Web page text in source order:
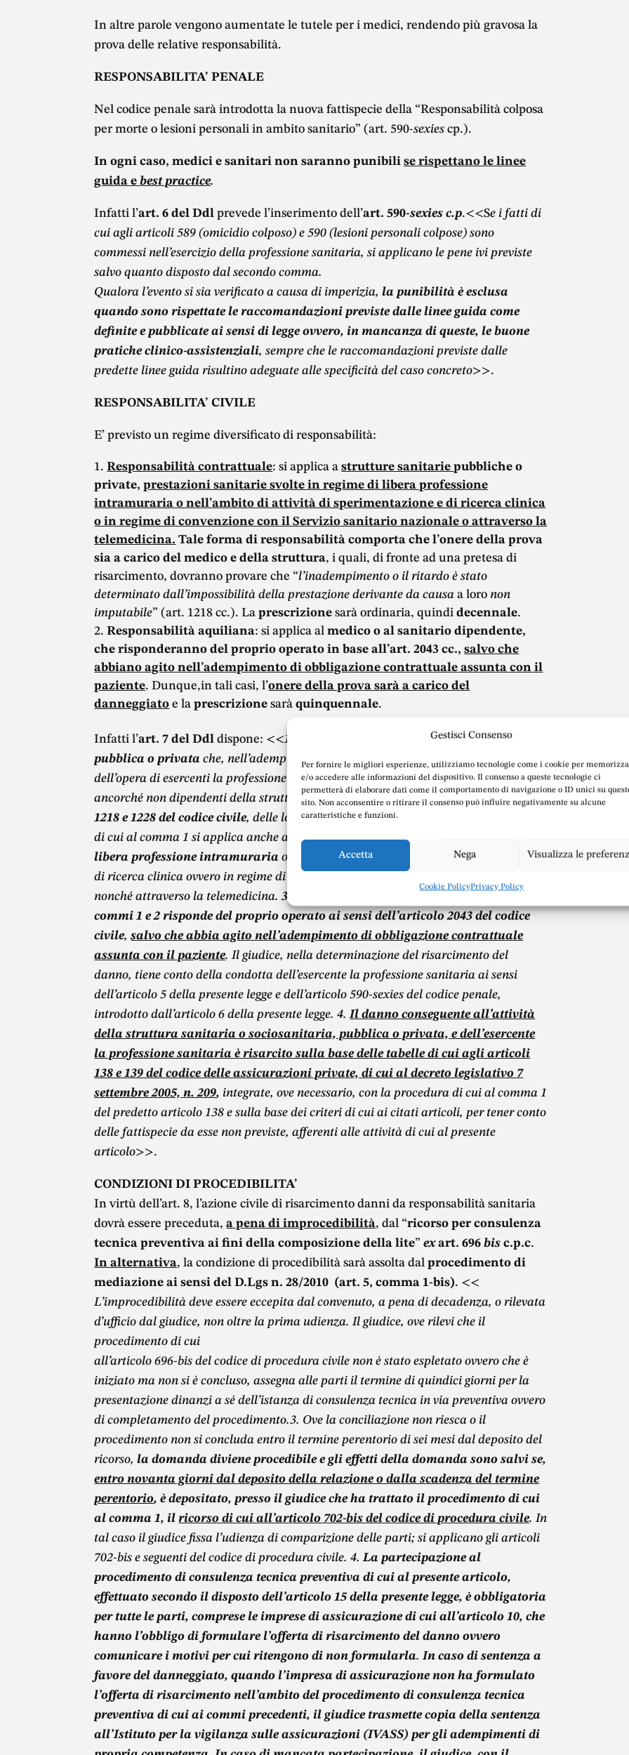
Gestisci Consenso
Per fornire le migliori esperienze, utilizziamo tecnologie come i cookie per
e/o accedere alle informazioni del dispositivo. Il consenso a queste tecnologie ci
permetterà di elaborare dati come il comportamento di navigazione o ID unici su
sito. Non acconsentire o ritirare il consenso può influire negativamente su alcune
caratteristiche e funzioni.
Accetta Nega Visualizza le
Cookie PolicyPrivacy Policy
In altre parole vengono aumentate le tutele per i medici, rendendo più gravosa la
prova delle relative responsabilità.
RESPONSABILITA’ PENALE
Nel codice penale sarà introdotta la nuova fattispecie della “Responsabilità colposa
per morte o lesioni personali in ambito sanitario” (art. 590-sexies cp.).
In ogni caso, medici e sanitari non saranno punibilise rispettano le linee
guida ebest practice.
Infatti l’art. 6 del Ddl prevede l’inserimento dell’art. 590-sexies c.p.<<Se i fatti di
cui agli articoli 589 (omicidio colposo) e 590 (lesioni personali colpose) sono
commessi nell’esercizio della professione sanitaria, si applicano le pene ivi previste
salvo quanto disposto dal secondo comma.
Qualora l’evento si sia verificato a causa di imperizia,la punibilità è esclusa
quando sono rispettate le raccomandazioni previste dalle linee guida come
definite e pubblicate ai sensi di legge ovvero, in mancanza di queste, le buone
pratiche clinico-assistenziali, sempre che le raccomandazioni previste dalle
predette linee guida risultino adeguate alle specificità del caso concreto>>.
RESPONSABILITA’ CIVILE
E’ previsto un regime diversificato di responsabilità:
Responsabilità contrattuale: si applica a strutture sanitariepubbliche o
private,prestazioni sanitarie svolte in regime di libera professione
intramuraria o nell’ambito di attività di sperimentazione e di ricerca clinica
o in regime di convenzione con il Servizio sanitario nazionale o attraverso la
telemedicina. Tale forma di responsabilità comporta che l’onere della prova
sia a carico del medico e della struttura, i quali, di fronte ad una pretesa di
risarcimento, dovranno provare che “l’inadempimento o il ritardo è stato
determinato dall’impossibilità della prestazione derivante da causaa loro non
imputabile” (art. 1218 cc.). Laprescrizione sarà ordinaria, quindidecennale.
Responsabilità aquiliana: si applica almedico o al sanitario dipendente,
che risponderanno del proprio operato in base all’art. 2043 cc.,salvo che
abbiano agito nell’adempimento di obbligazione contrattuale assunta con il
paziente. Dunque,in tali casi, l’onere della prova sarà a carico del
danneggiato e laprescrizionesarà quinquennale.
Infatti l’art. 7 del Ddldispone: <<1.
La struttura sanitaria o sociosanitaria
pubblica o privata che, nell’adempimento della propria obbligazione, si avvalga
dell’opera di esercenti la professione sanitaria, anche se scelti dal paziente e
ancorché non dipendenti della struttura stessa,risponde, ai sensi degli articoli
1218 e 1228 del codice civile, delle loro condotte dolose o colpose.
di cui al comma 1 si applica anche alleprestazioni sanitarie svolte in regime di
libera professione intramuraria ovvero nell’ambito di attività di sperimentazione e
di ricerca clinica ovvero in regime di convenzione con il Servizio sanitario nazionale
nonché attraverso la telemedicina.3. L’esercente la professione sanitaria di cui ai
commi 1 e 2 risponde del proprio operato ai sensi dell’articolo 2043 del codice
civile,salvo che abbia agito nell’adempimento di obbligazione contrattuale
assunta con il paziente. Il giudice, nella determinazione del risarcimento del
danno, tiene conto della condotta dell’esercente la professione sanitaria ai sensi
dell’articolo 5 della presente legge e dell’articolo 590-sexies del codice penale,
introdotto dall’articolo 6 della presente legge. 4.Il danno conseguente all’attività
della struttura sanitaria o sociosanitaria, pubblica o privata, e dell’esercente
la professione sanitaria è risarcito sulla base delle tabelle di cui agli articoli
138 e 139 del codice delle assicurazioni private, di cui al decreto legislativo 7
settembre 2005, n. 209, integrate, ove necessario, con la procedura di cui al comma 1
del predetto articolo 138 e sulla base dei criteri di cui ai citati articoli, per tener conto
delle fattispecie da esse non previste, afferenti alle attività di cui al presente
articolo>>.
CONDIZIONI DI PROCEDIBILITA’
In virtù dell’art. 8, l’azione civile di risarcimento danni da responsabilità sanitaria
dovrà essere preceduta,a pena di improcedibilità, dal “ricorso per consulenza
tecnica preventiva ai fini della composizione della lite”exart. 696bis c.p.c.
In alternativa, la condizione di procedibilità sarà assolta dalprocedimento di
mediazione ai sensi del D.Lgs n. 28/2010 (art. 5, comma 1-bis). <<
L’improcedibilità deve essere eccepita dal convenuto, a pena di decadenza, o rilevata
d’ufficio dal giudice, non oltre la prima udienza. Il giudice, ove rilevi che il
procedimento di cui
all’articolo 696-bis del codice di procedura civile non è stato espletato ovvero che è
iniziato ma non si è concluso, assegna alle parti il termine di quindici giorni per la
presentazione dinanzi a sé dell’istanza di consulenza tecnica in via preventiva ovvero
di completamento del procedimento.3. Ove la conciliazione non riesca o il
procedimento non si concluda entro il termine perentorio di sei mesi dal deposito del
ricorso, la domanda diviene procedibile e gli effetti della domanda sono salvi se,
entro novanta giorni dal deposito della relazione o dalla scadenza del termine
perentorio, è depositato, presso il giudice che ha trattato il procedimento di cui
al comma 1, ilricorso di cui all’articolo 702-bis del codice di procedura civile. In
tal caso il giudice fissa l’udienza di comparizione delle parti; si applicano gli articoli
702-bis e seguenti del codice di procedura civile. 4.La partecipazione al
procedimento di consulenza tecnica preventiva di cui al presente articolo,
effettuato secondo il disposto dell’articolo 15 della presente legge, è obbligatoria
per tutte le parti, comprese le imprese di assicurazione di cui all’articolo 10, che
hanno l’obbligo di formulare l’offerta di risarcimento del danno ovvero
comunicare i motivi per cui ritengono di non formularla.In caso di sentenza a
favore del danneggiato, quando l’impresa di assicurazione non ha formulato
l’offerta di risarcimento nell’ambito del procedimento di consulenza tecnica
preventiva di cui ai commi precedenti, il giudice trasmette copia della sentenza
all’Istituto per la vigilanza sulle assicurazioni (IVASS) per gli adempimenti di